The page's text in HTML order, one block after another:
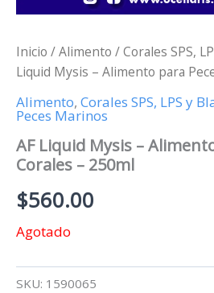
Inicio /Alimento /Corales SPS,
Liquid Mysis – Alimento para
Alimento, Corales SPS, LPS y
Peces Marinos
AF Liquid Mysis –
Corales – 250ml
$560.00
Agotado
SKU: 1590065